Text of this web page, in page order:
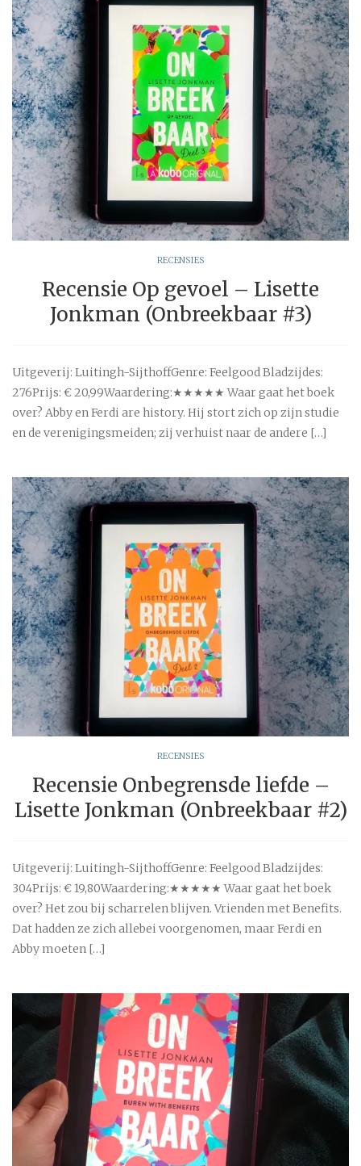
RECENSIES
Recensie Op gevoel – Lisette
Jonkman (Onbreekbaar #3)
Uitgeverij: Luitingh-SijthoffGenre: Feelgood Bladzijdes:
276Prijs: € 20,99Waardering:★★★★★ Waar gaat het boek
over? Abby en Ferdi are history. Hij stort zich op zijn studie
en de verenigingsmeiden; zij verhuist naar de andere […]
RECENSIES
Recensie Onbegrensde liefde –
Lisette Jonkman (Onbreekbaar #2)
Uitgeverij: Luitingh-SijthoffGenre: Feelgood Bladzijdes:
304Prijs: € 19,80Waardering:★★★★★ Waar gaat het boek
over? Het zou bij scharrelen blijven. Vrienden met Benefits.
Dat hadden ze zich allebei voorgenomen, maar Ferdi en
Abby moeten […]